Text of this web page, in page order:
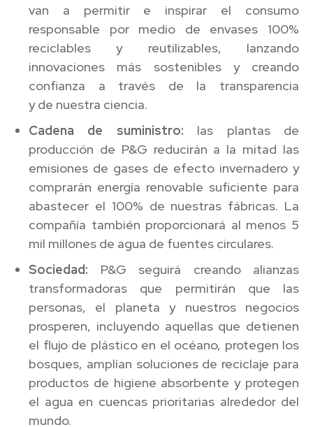
van a permitir e inspirar el consumo
responsable por medio de envases 100%
reciclables y reutilizables, lanzando
innovaciones más sostenibles y creando
confianza a través de la transparencia
yde nuestra ciencia.
Cadena de suministro: las plantas de
producción de P&G reducirán a la mitad las
emisiones de gases de efecto invernadero y
comprarán energía renovable suficiente para
abastecer el 100% de nuestras fábricas. La
compañía también proporcionará al menos 5
mil millones de agua de fuentes circulares.
Sociedad: P&G seguirá creando alianzas
transformadoras que permitirán que las
personas, el planeta y nuestros negocios
prosperen, incluyendo aquellas que detienen
el flujo de plástico en el océano, protegen los
bosques, amplían soluciones de reciclaje para
productos de higiene absorbente y protegen
el agua en cuencas prioritarias alrededor del
mundo.